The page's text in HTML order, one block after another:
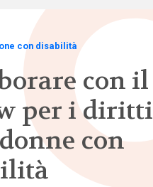
con disabilità
con il
per i diritti
con